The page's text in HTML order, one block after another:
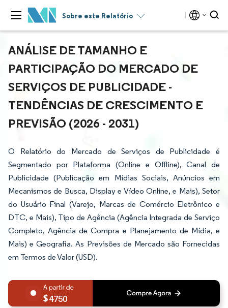
Sobre este Relatório
ANÁLISE DE TAMANHO E
PARTICIPAÇÃO DO MERCADO DE
SERVIÇOS DE PUBLICIDADE -
TENDÊNCIAS DE CRESCIMENTO E
PREVISÃO (2026 - 2031)
O Relatório do Mercado de Serviços de Publicidade é
Segmentado por Plataforma (Online e Offline), Canal de
Publicidade (Publicação em Mídias Sociais, Anúncios em
Mecanismos de Busca, Display e Vídeo Online, e Mais), Setor
do Usuário Final (Varejo, Marcas de Comércio Eletrônico e
DTC, e Mais), Tipo de Agência (Agência Integrada de Serviço
Completo, Agência de Compra e Planejamento de Mídia, e
Mais) e Geografia. As Previsões de Mercado são Fornecidas
em Termos de Valor (USD).
4750